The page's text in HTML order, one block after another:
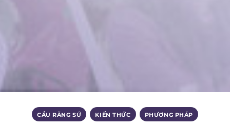
CẦU RĂNG SỨ , KIẾN THỨC , PHƯƠNG PHÁP